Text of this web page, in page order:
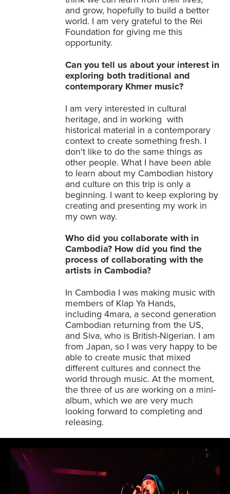
and grow, hopefully to build a better
world. I am very grateful to the Rei
Foundation for giving me this
opportunity.
Can you tell us about your interest in
exploring both traditional and
contemporary Khmer music?
I am very interested in cultural
heritage, and in working with
historical material in a contemporary
context to create something fresh. I
don't like to do the same things as
other people. What I have been able
to learn about my Cambodian history
and culture on this trip is only a
beginning. I want to keep exploring by
creating and presenting my work in
my own way.
Who did you collaborate with in
Cambodia? How did you find the
process of collaborating with the
artists in Cambodia?
In Cambodia I was making music with
members of Klap Ya Hands,
including 4mara, a second generation
Cambodian returning from the US,
and Siva, who is British-Nigerian. I am
from Japan, so I was very happy to be
able to create music that mixed
different cultures and connect the
world through music. At the moment,
the three of us are working on a mini-
album, which we are very much
looking forward to completing and
releasing.